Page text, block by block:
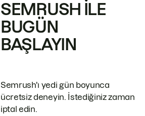
SEMRUSH ILE
BUGÜN
BAŞLAYIN
Semrush'ı yedi gün boyunca
ücretsiz deneyin. İstediğiniz zaman
iptal edin.